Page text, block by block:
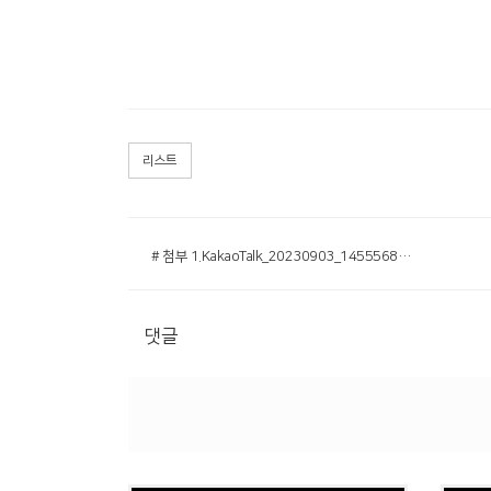
리스트
# 첨부 1.KakaoTalk_20230903_145556880.jpg
댓글